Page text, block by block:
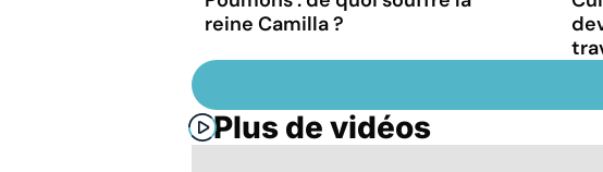
reine Camilla ?
Plus de vidéos